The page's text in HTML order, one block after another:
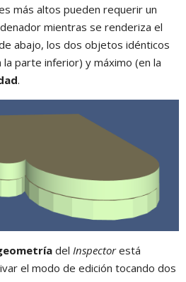
más altos pueden requerir un
mientras se renderiza el
abajo, los dos objetos idénticos
la parte inferior) y máximo (en la
.
del Inspectorestá
el modo de edición tocando dos